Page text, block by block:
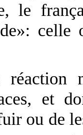
le
celle
et
ou de